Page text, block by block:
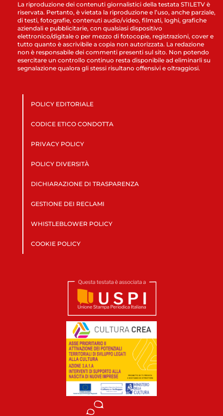
La riproduzione dei contenuti giornalistici della testata STILETV è
riservata. Pertanto, è vietata la riproduzione e l’uso, anche parziale,
di testi, fotografie, contenuti audio/video, filmati, loghi, grafiche
aziendali e pubblicitarie, con qualsiasi dispositivo
elettronico/digitale o per mezzo di fotocopie, registrazioni, cover e
tutto quanto è ascrivibile a copia non autorizzata. La redazione
non è responsabile dei commenti presenti sul sito. Non potendo
esercitare un controllo continuo resta disponibile ad eliminarli su
segnalazione qualora gli stessi risultano offensivi e oltraggiosi.
POLICY EDITORIALE
CODICE ETICO CONDOTTA
PRIVACY POLICY
POLICY DIVERSITÀ
DICHIARAZIONE DI TRASPARENZA
GESTIONE DEI RECLAMI
WHISTLEBLOWER POLICY
COOKIE POLICY